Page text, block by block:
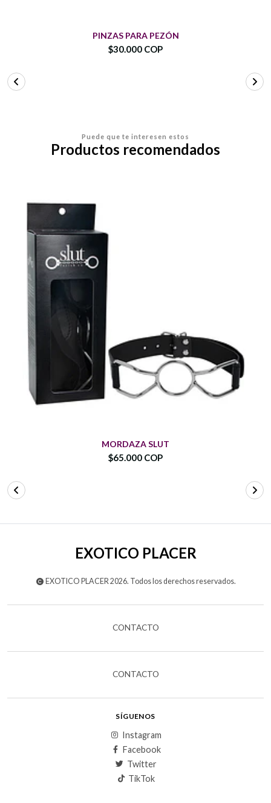
PINZAS PARA PEZÓN
$30.000 COP
Puede que te interesen estos
Productos recomendados
MORDAZA SLUT
$65.000 COP
EXOTICO PLACER
EXOTICO PLACER 2026. Todos los derechos reservados.
CONTACTO
CONTACTO
SÍGUENOS
Instagram
Facebook
Twitter
TikTok